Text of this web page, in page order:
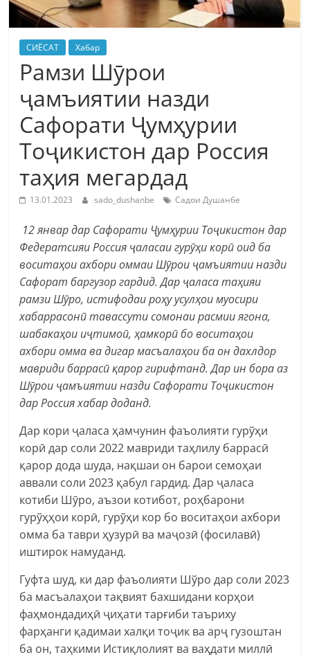
СИЁСАТ Хабар
Рамзи Шӯрои
ҷамъиятии назди
Сафорати Ҷумҳурии
Тоҷикистон дар Россия
таҳия мегардад
13.01.2023 sado_dushanbe Садои Душанбе
12 январ дар Сафорати Ҷумҳурии Тоҷикистон дар
Федератсияи Россия ҷаласаи гурӯҳи корӣ оид ба
воситаҳои ахбори оммаи Шӯрои ҷамъиятии назди
Сафорат баргузор гардид. Дар ҷаласа таҳияи
рамзи Шӯро, истифодаи роҳу усулҳои муосири
хабаррасонӣ тавассути сомонаи расмии ягона,
шабакаҳои иҷтимоӣ, ҳамкорӣ бо воситаҳои
ахбори омма ва дигар масъалаҳои ба он дахлдор
мавриди баррасӣ қарор гирифтанд. Дар ин бора аз
Шӯрои ҷамъиятии назди Сафорати Тоҷикистон
дар Россия хабар доданд.
Дар кори ҷаласа ҳамчунин фаъолияти гурўҳи
корӣ дар соли 2022 мавриди таҳлилу баррасӣ
қарор дода шуда, нақшаи он барои семоҳаи
аввали соли 2023 қабул гардид. Дар ҷаласа
котиби Шӯро, аъзои котибот, роҳбарони
гурўҳҳои корӣ, гурўҳи кор бо воситаҳои ахбори
омма ба таври ҳузурӣ ва маҷозӣ (фосилавӣ)
иштирок намуданд.
Гуфта шуд, ки дар фаъолияти Шўро дар соли 2023
ба масъалаҳои тақвият бахшидани корҳои
фаҳмондадиҳӣ ҷиҳати тарғиби таъриху
фарҳанги қадимаи халқи тоҷик ва арҷ гузоштан
ба он, таҳкими Истиқлолият ва ваҳдати миллӣ